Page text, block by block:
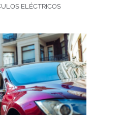
ELÉCTRICOS